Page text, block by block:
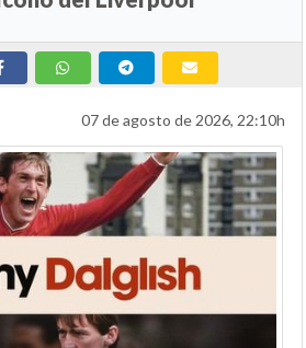
07 de agosto de 2026, 22:10h